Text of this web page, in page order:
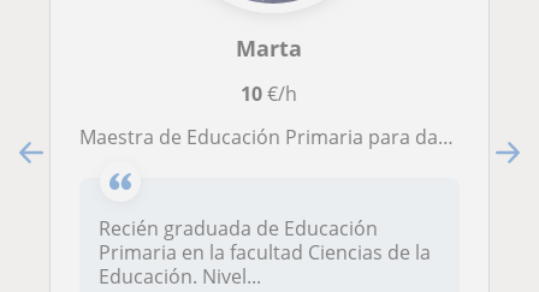
Marta
10€/h
Maestra de Educación Primaria para dar clases de Lengua, Inglés, matemáticas... Etc. Recién graduada en Educación Primaria
Recién graduada de Educación
Primaria en la facultad Ciencias de la
Educación. Nivel...